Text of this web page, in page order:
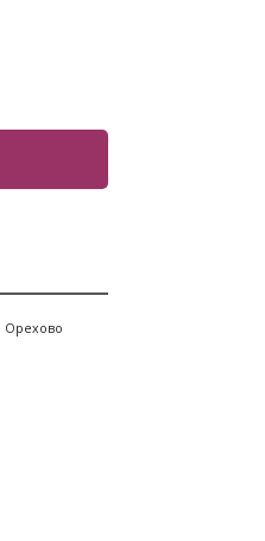
Орехово